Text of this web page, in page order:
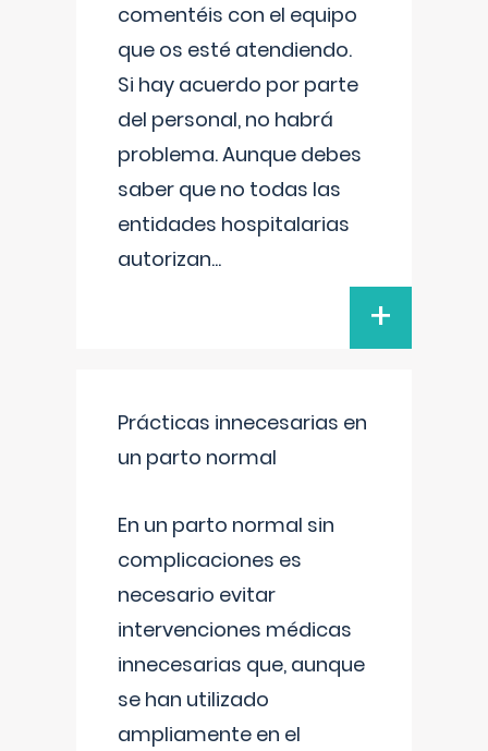
comentéis con el equipo
que os esté atendiendo.
Si hay acuerdo por parte
del personal, no habrá
problema. Aunque debes
saber que no todas las
entidades hospitalarias
autorizan...
+
Prácticas innecesarias en
un parto normal
En un parto normal sin
complicaciones es
necesario evitar
intervenciones médicas
innecesarias que, aunque
se han utilizado
ampliamente en el